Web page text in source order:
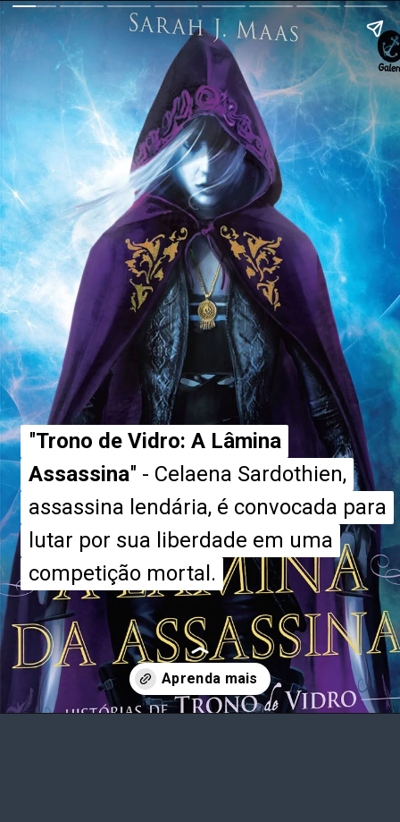
"Trono de Vidro: A Lâmina
Assassina" - Celaena Sardothien,
assassina lendária, é convocada para
lutar por sua liberdade em uma
competição mortal.
"Trono de Vidro: A Lâmina
Assassina" - Celaena Sardothien,
assassina lendária, é convocada para
lutar por sua liberdade em uma
competição mortal.